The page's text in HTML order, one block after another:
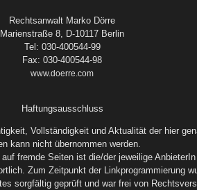
Rechtsanwalt Marko Dörre
Marienstraße 8, D-10117 Berlin
Tel: 030-400544-99
Fax: 030-400544-98
www.doerre.com
Haftungsausschluss
Vollständigkeit und Aktualität der hier
kann nicht übernommen werden.
fremde Seiten ist die/der jeweilige
Zum Zeitpunkt der Linkprogrammierung
sorgfältig geprüft und war frei von